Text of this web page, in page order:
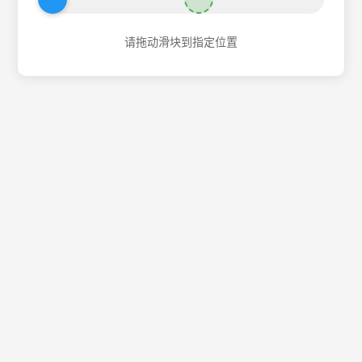
请拖动滑块到指定位置